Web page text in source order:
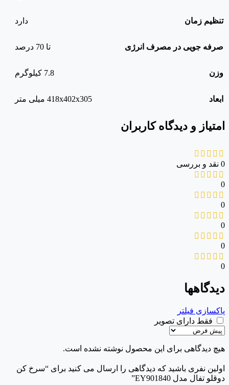
تنظیم زمان دارد
صرفه جویی در مصرف انرژی تا 70 درصد
وزن 7.8 کیلوگرم
ابعاد 418x402x305 میلی متر
امتیاز و دیدگاه کاربران
0 نقد و بررسی
0
0
0
0
0
دیدگاهها
پاکسازی فیلتر
فقط دارای تصویر
هیچ دیدگاهی برای این محصول نوشته نشده است.
اولین نفری باشید که دیدگاهی را ارسال می کنید برای “سرخ کن
دوقلو تفال مدل EY901840”